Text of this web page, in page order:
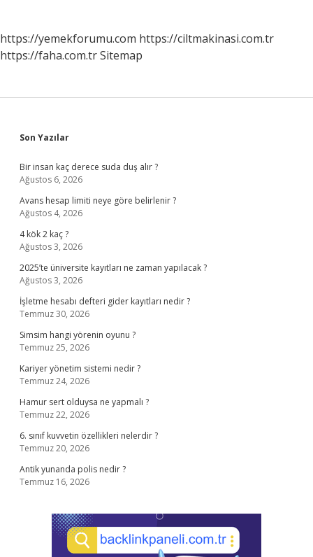
https://yemekforumu.com https://ciltmakinasi.com.tr
https://faha.com.trSitemap
Sidebar
Son Yazılar
Bir insan kaç derece suda duş alır ?
Ağustos 6, 2026
Avans hesap limiti neye göre belirlenir ?
Ağustos 4, 2026
4 kök 2 kaç ?
Ağustos 3, 2026
2025’te üniversite kayıtları ne zaman yapılacak ?
Ağustos 3, 2026
İşletme hesabı defteri gider kayıtları nedir ?
Temmuz 30, 2026
Simsim hangi yörenin oyunu ?
Temmuz 25, 2026
Kariyer yönetim sistemi nedir ?
Temmuz 24, 2026
Hamur sert olduysa ne yapmalı ?
Temmuz 22, 2026
6. sınıf kuvvetin özellikleri nelerdir ?
Temmuz 20, 2026
Antik yunanda polis nedir ?
Temmuz 16, 2026